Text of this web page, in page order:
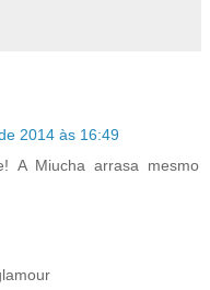
2014 às 16:49
A Miucha arrasa mesmo